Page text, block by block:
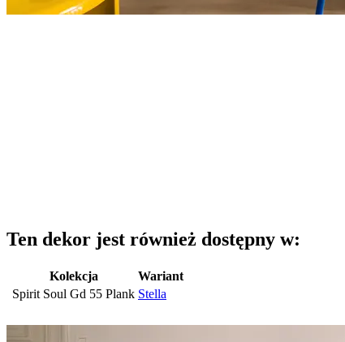
Ten dekor jest również dostępny w:
Kolekcja
Wariant
Spirit Soul Gd 55 Plank Stella